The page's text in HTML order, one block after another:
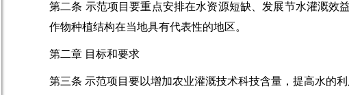
第二条 示范项目要重点安排在水资源短缺、发展节水灌溉效
作物种植结构在当地具有代表性的地区。
第二章 目标和要求
第三条 示范项目要以增加农业灌溉技术科技含量，提高水的